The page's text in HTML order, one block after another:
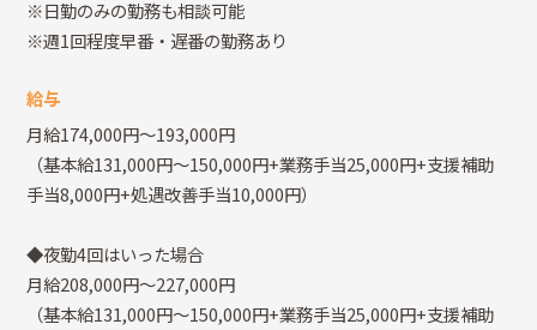
※日勤のみの勤務も相談可能
※週1回程度早番・遅番の勤務あり
給与
月給174,000円～193,000円
（基本給131,000円～150,000円+業務手当25,000円+支援補助
手当8,000円+処遇改善手当10,000円）
◆夜勤4回はいった場合
月給208,000円～227,000円
（基本給131,000円～150,000円+業務手当25,000円+支援補助